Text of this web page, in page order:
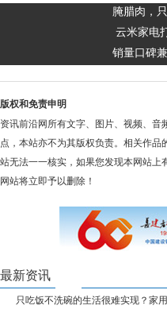
腌腊肉，
云米家电
销量口碑
版权和免责申明
资讯前沿网所有文字、图片、视频、
点，本站亦不为其版权负责。相关作
站无法一一核实，如果您发现本网站上
网站将立即予以删除！
最新资讯
只吃饭不洗碗的生活很难实现？家